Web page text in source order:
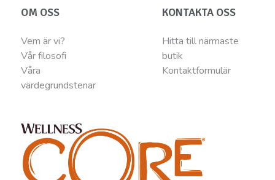
OM OSS
Vem är vi?
Vår filosofi
Våra
värdegrundstenar
KONTAKTA OSS
Hitta till närmaste
butik
Kontaktformulär